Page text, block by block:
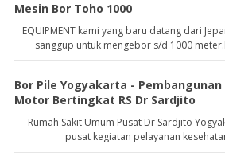
Mesin Bor Toho 1000
EQUIPMENT kami yang baru datang dari
sanggup untuk mengebor s/d 1000
Bor Pile Yogyakarta -
Motor Bertingkat RS Dr Sardjito
Rumah Sakit Umum Pusat Dr Sardjito
pusat kegiatan pelayanan